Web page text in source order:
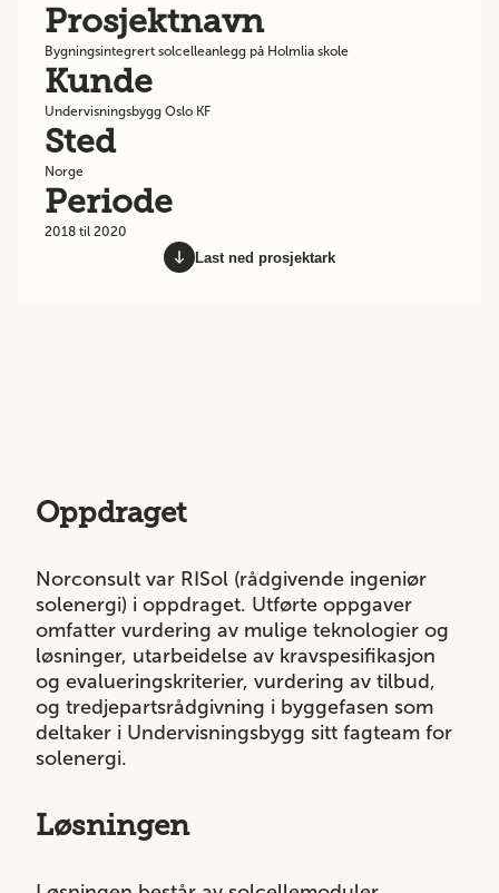
Prosjektnavn
Bygningsintegrert solcelleanlegg på Holmlia skole
Kunde
Undervisningsbygg Oslo KF
Sted
Norge
Periode
2018 til 2020
Last ned prosjektark
Oppdraget
Norconsult var RISol (rådgivende ingeniør
solenergi) i oppdraget. Utførte oppgaver
omfatter vurdering av mulige teknologier og
løsninger, utarbeidelse av kravspesifikasjon
og evalueringskriterier, vurdering av tilbud,
og tredjepartsrådgivning i byggefasen som
deltaker i Undervisningsbygg sitt fagteam for
solenergi.
Løsningen